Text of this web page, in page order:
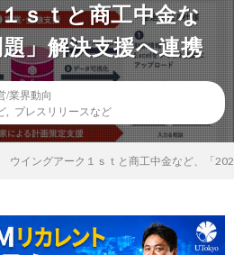
ｓｔと商工中金な
」解決支援へ連携
/業界動向
プレスリリースなど
ウイングアーク１ｓｔと商工中金など、「